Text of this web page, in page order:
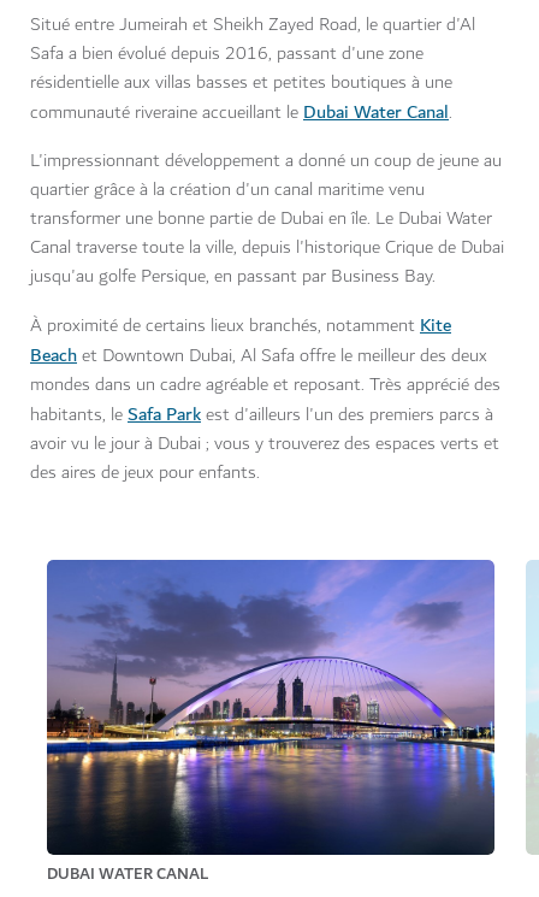
Situé entre Jumeirah et Sheikh Zayed Road, le quartier d'Al
Safa a bien évolué depuis 2016, passant d'une zone
résidentielle aux villas basses et petites boutiques à une
communauté riveraine accueillant leDubai Water Canal.
L'impressionnant développement a donné un coup de jeune au
quartier grâce à la création d'un canal maritime venu
transformer une bonne partie de Dubai en île. Le Dubai Water
Canal traverse toute la ville, depuis l'historique Crique de Dubai
jusqu'au golfe Persique, en passant par Business Bay.
À proximité de certains lieux branchés, notammentKite
Beachet Downtown Dubai, Al Safa offre le meilleur des deux
mondes dans un cadre agréable et reposant. Très apprécié des
habitants, leSafa Parkest d'ailleurs l'un des premiers parcs à
avoir vu le jour à Dubai ; vous y trouverez des espaces verts et
des aires de jeux pour enfants.
DUBAI WATER CANAL